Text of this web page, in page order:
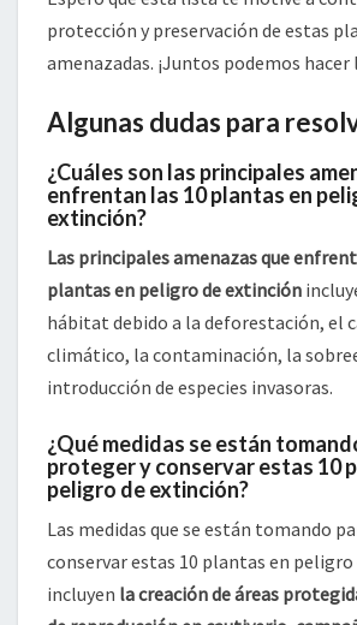
protección y preservación de estas
amenazadas. ¡Juntos podemos
Algunas dudas para
¿Cuáles son las principales
enfrentan las 10 plantas en
extinción?
Las principales amenazas que
plantas en peligro de extinción
hábitat debido a la deforestación, el
climático, la contaminación, la
introducción de especies invasoras.
¿Qué medidas se están
proteger y conservar estas 10
peligro de extinción?
Las medidas que se están tomando
conservar estas 10 plantas en
incluyen la creación de áreas